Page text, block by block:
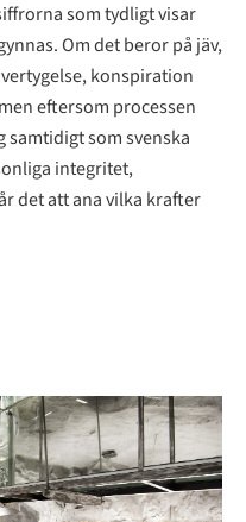
som tydligt visar
Om det beror på jäv,
konspiration
eftersom processen
som svenska
integritet,
det att ana vilka krafter